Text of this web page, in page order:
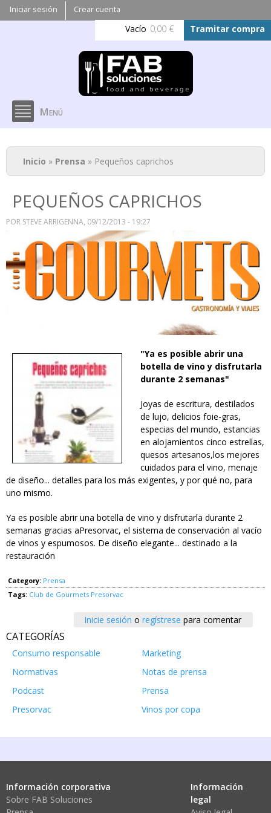
Pasar al
contenido
principal
Iniciar sesión Crear cuenta
Vacío 0,00 € Tramitar compra
Menú
Se encuentra usted aquí
Inicio » Prensa » Pequeños caprichos
PEQUEÑOS CAPRICHOS
POR STEVE ARRIGENNA, 09/12/2013 - 19:27
club_de_gourmets_-_0712.jpg
"Ya es posible abrir una
botella de vino y disfrutarla
durante 2 semanas"
Joyas de escritura, destilados
de lujo, delicios foie-gras,
especias del mundo, estancias
en alojamientos cinco estrellas,
quesos artesanos,los mejores
cuidados para el vino, menaje
de diseño... detalles para los más exigentes, y por qué no, para
uno mismo.
Ya es posible abrir una botella de vino y disfrutarla durante 2
semanas gracias aPresorvac, el sistema de conservación al vacío
de vinos y espumosos. De diseño elegante... destinado a la
restauración
Category: Prensa
Tags: Club de Gourmets Presorvac
Inicie sesión o regístrese para comentar
CATEGORÍAS
Consumo responsable
Marketing
Normativas
Notas de prensa
Podcast
Prensa
Presorvac
Vinos por copa
Información corporativa
Sobre FAB Soluciones
Información
legal